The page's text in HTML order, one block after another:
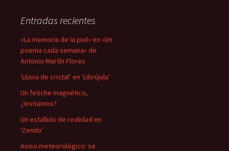
Entradas recientes
«La memoria de la piel» en «Un
poema cada semana» de
Antonio Martín Flores
‘Lluvia de cristal’ en ‘Librújula’
Un fetiche magnético,
¿levitamos?
Un estallido de realidad en
‘Zenda’
Aviso meteorológico: se